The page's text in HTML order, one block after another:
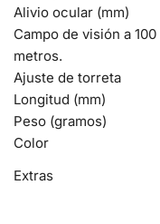
Alivio ocular (mm)
Campo de visión a 100
metros.
Ajuste de torreta
Longitud (mm)
Peso (gramos)
Color
Extras